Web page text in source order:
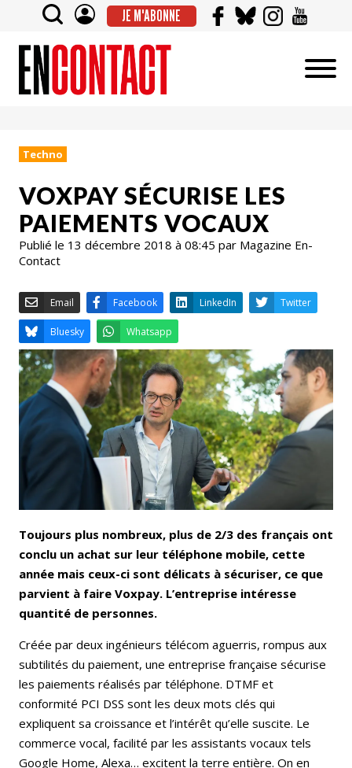
JE M'ABONNE
Techno
VOXPAY SÉCURISE LES
PAIEMENTS VOCAUX
Publié le 13 décembre 2018 à 08:45 par Magazine En-
Contact
Email Facebook LinkedIn
Bluesky Whatsapp
Toujours plus nombreux, plus de 2/3 des français ont
conclu un achat sur leur téléphone mobile, cette
année mais ceux-ci sont délicats à sécuriser, ce que
parvient à faire Voxpay. L’entreprise intéresse
quantité de personnes.
Créée par deux ingénieurs télécom aguerris, rompus aux
subtilités du paiement, une entreprise française sécurise
les paiements réalisés par téléphone. DTMF et
conformité PCI DSS sont les deux mots clés qui
expliquent sa croissance et l’intérêt qu’elle suscite. Le
commerce vocal, facilité par les assistants vocaux tels
Google Home, Alexa… excitent la terre entière. On en